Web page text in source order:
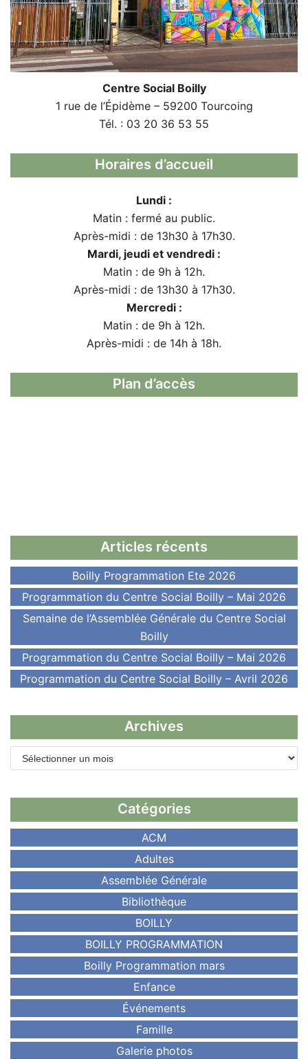
Centre Social Boilly
1 rue de l’Épidème – 59200 Tourcoing
Tél. : 03 20 36 53 55
Horaires d’accueil
Lundi :
Matin : fermé au public.
Après-midi : de 13h30 à 17h30.
Mardi, jeudi et vendredi :
Matin : de 9h à 12h.
Après-midi : de 13h30 à 17h30.
Mercredi :
Matin : de 9h à 12h.
Après-midi : de 14h à 18h.
Plan d’accès
Articles récents
Boilly Programmation Ete 2026
Programmation du Centre Social Boilly – Mai 2026
Semaine de l’Assemblée Générale du Centre Social
Boilly
Programmation du Centre Social Boilly – Mai 2026
Programmation du Centre Social Boilly – Avril 2026
Archives
Catégories
ACM
Adultes
Assemblée Générale
Bibliothèque
BOILLY
BOILLY PROGRAMMATION
Boilly Programmation mars
Enfance
Événements
Famille
Galerie photos